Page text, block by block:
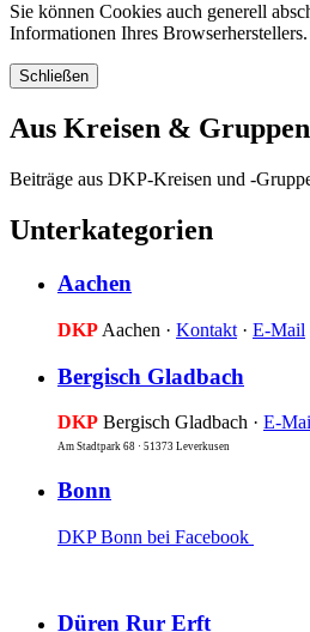
Sie können Cookies auch generell
Informationen Ihres Browserherstellers.
Schließen
Aus Kreisen & Gruppen
Beiträge aus DKP-Kreisen und -
Unterkategorien
Aachen
DKP Aachen · Kontakt · E-Mail
Bergisch Gladbach
DKP Bergisch Gladbach · E-
Am Stadtpark 68 · 51373 Leverkusen
Bonn
DKP Bonn bei Facebook
Düren Rur Erft